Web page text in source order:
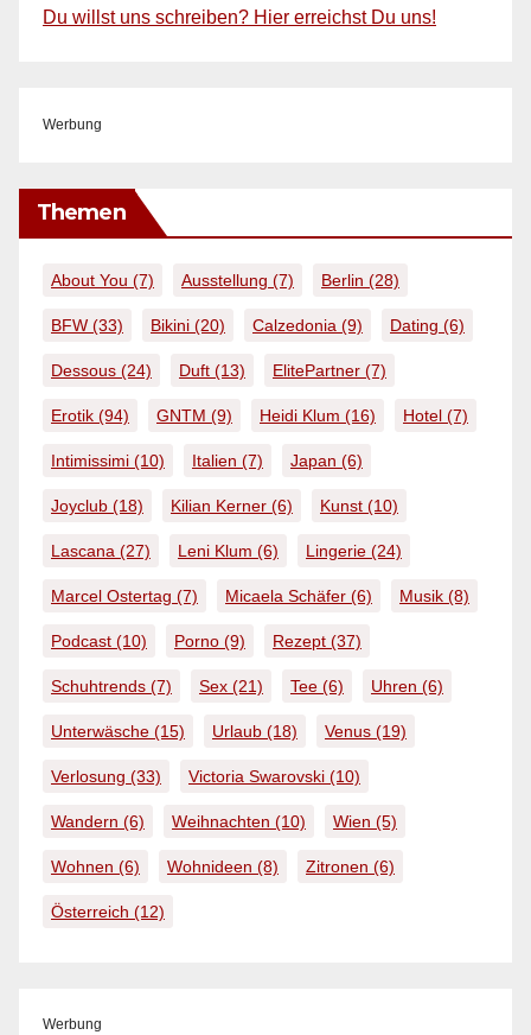
Du willst uns schreiben? Hier erreichst Du uns!
Werbung
Themen
About You (7) Ausstellung (7) Berlin (28)
BFW (33) Bikini (20) Calzedonia (9) Dating (6)
Dessous (24) Duft (13) ElitePartner (7)
Erotik (94) GNTM (9) Heidi Klum (16) Hotel (7)
Intimissimi (10) Italien (7) Japan (6)
Joyclub (18) Kilian Kerner (6) Kunst (10)
Lascana (27) Leni Klum (6) Lingerie (24)
Marcel Ostertag (7) Micaela Schäfer (6) Musik (8)
Podcast (10) Porno (9) Rezept (37)
Schuhtrends (7) Sex (21) Tee (6) Uhren (6)
Unterwäsche (15) Urlaub (18) Venus (19)
Verlosung (33) Victoria Swarovski (10)
Wandern (6) Weihnachten (10) Wien (5)
Wohnen (6) Wohnideen (8) Zitronen (6)
Österreich (12)
Werbung